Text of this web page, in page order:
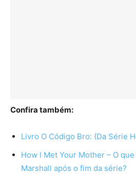
Confira também:
Livro O Código Bro: (Da Série
How I Met Your Mother – O
Marshall após o fim da série?